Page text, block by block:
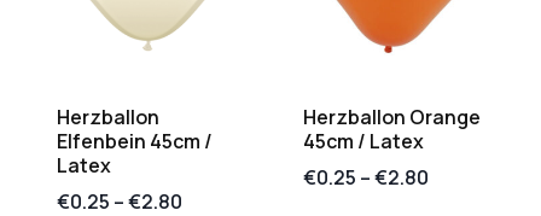
Herzballon
Elfenbein 45cm /
Latex
€0.25 –€2.80
Herzballon Orange
45cm / Latex
€0.25 –€2.80